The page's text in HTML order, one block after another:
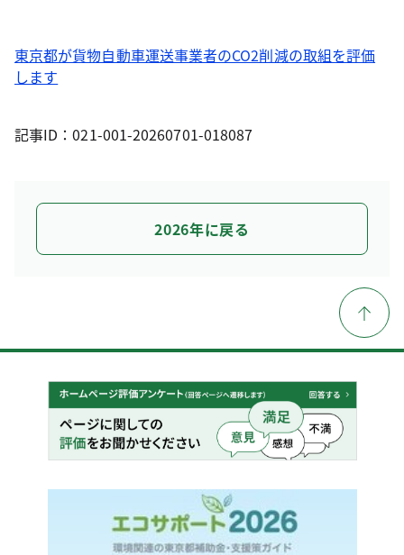
東京都が貨物自動車運送事業者のCO2削減の取組を評価
します
記事ID：021-001-20260701-018087
2026年に戻る